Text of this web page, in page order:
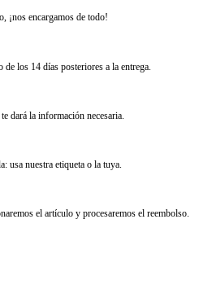
¡nos encargamos de todo!
los 14 días posteriores a la entrega.
dará la información necesaria.
usa nuestra etiqueta o la tuya.
el artículo y procesaremos el reembolso.